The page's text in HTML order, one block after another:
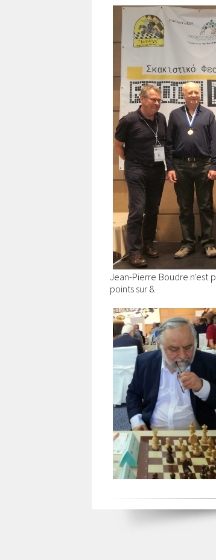
Jean-Pierre Boudre n'est
points sur 8.